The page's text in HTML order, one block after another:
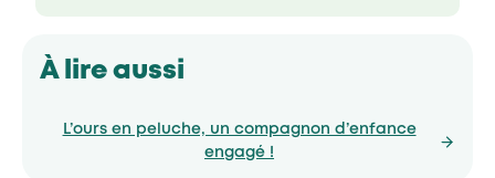
À lire aussi
L’ours en peluche, un compagnon d’enfance
engagé !